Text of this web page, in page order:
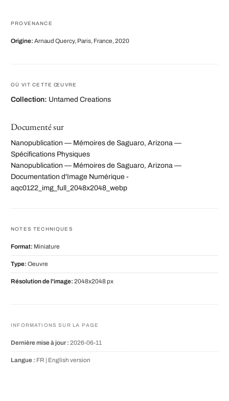
PROVENANCE
Origine: Arnaud Quercy, Paris, France, 2020
OÙ VIT CETTE ŒUVRE
Collection: Untamed Creations
Documenté sur
Nanopublication — Mémoires de Saguaro, Arizona —
Spécifications Physiques
Nanopublication — Mémoires de Saguaro, Arizona —
Documentation d'Image Numérique -
aqc0122_img_full_2048x2048_webp
NOTES TECHNIQUES
Format: Miniature
Type: Oeuvre
Résolution de l'image: 2048x2048 px
INFORMATIONS SUR LA PAGE
Dernière mise à jour : 2026-06-11
Langue : FR | English version